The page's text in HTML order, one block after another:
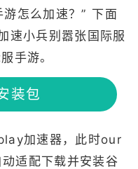
怎么加速？” 下面
速小兵别嚣张国际服
手游。
装包
加速器，此时our
适配下载并安装谷